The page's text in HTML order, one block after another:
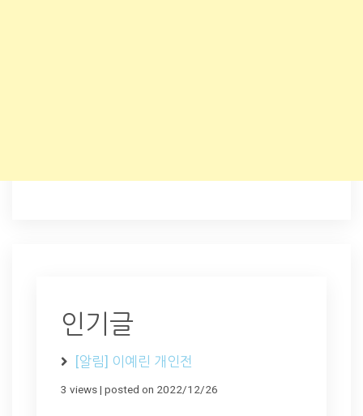
인기글
[알림] 이예린 개인전
3 views| posted on 2022/12/26